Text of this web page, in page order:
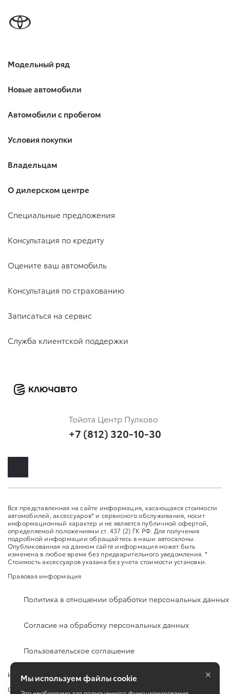
Модельный ряд
Новые автомобили
Автомобили с пробегом
Условия покупки
Владельцам
О дилерском центре
Специальные предложения
Консультация по кредиту
Оцените ваш автомобиль
Консультация по страхованию
Записаться на сервис
Служба клиентской поддержки
Тойота Центр Пулково
+7 (812) 320-10-30
Вся представленная на сайте информация, касающаяся стоимости
автомобилей, аксессуаров* и сервисного обслуживания, носит
информационный характер и не является публичной офертой,
определяемой положениями ст. 437 (2) ГК РФ. Для получения
подробной информации обращайтесь в наши автосалоны.
Опубликованная на данном сайте информация может быть
изменена в любое время без предварительного уведомления. *
Стоимость аксессуаров указана без учета стоимости установки.
Правовая информация
Политика в отношении обработки персональных данных
Согласие на обработку персональных данных
Пользовательское соглашение
Изменить настройку cookies
Сбросить cookie
Мы используем файлы cookie ×